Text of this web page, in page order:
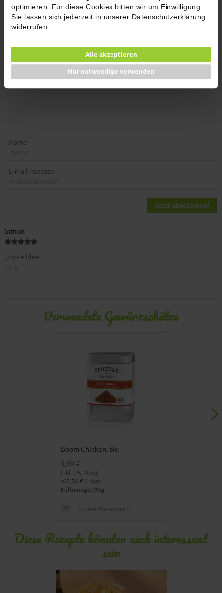
optimieren. Für diese Cookies bitten wir um Einwilligung.
Sie lassen sich jederzeit in unserer Datenschutzerklärung
widerrufen.
Alle akzeptieren
Nur notwendige verwenden
Kommentare (1)
Jetzt bewerten
Name
E-Mail Adresse
Jetzt abschicken!
Simon
„coole Idee!”
Verwendete Gewürzschätze
Boom Chicken, bio
5,90 €
Inkl. 7% MwSt.
(65,56 € / 1kg)
Füllmenge: 90g
In den Warenkorb
Diese Rezepte könnten auch interessant
sein